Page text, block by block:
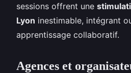
sessions offrent une
Lyon inestimable, intégrant
apprentissage collaboratif.
Agences et